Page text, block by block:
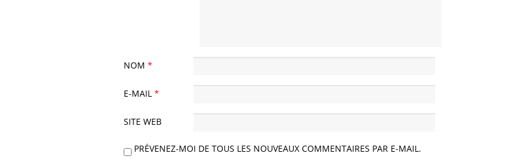
NOM*
E-MAIL*
SITE WEB
PRÉVENEZ-MOI DE TOUS LES NOUVEAUX COMMENTAIRES PAR E-MAIL.